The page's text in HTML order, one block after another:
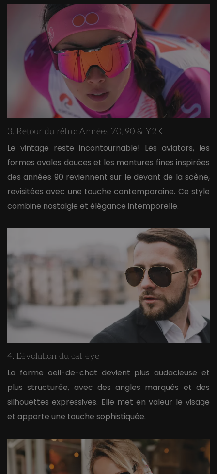
3. Retour du rétro: Années 70, 90 & Y2K
Le vintage reste incontournable! Les aviators, les
formes ovales douces et les montures fines inspirées
des années 90 reviennent sur le devant de la scène,
revisitées avec une touche contemporaine. Ce style
combine nostalgie et élégance intemporelle.
4. L’évolution du cat-eye
La forme oeil-de-chat devient plus audacieuse et
plus structurée, avec des angles marqués et des
silhouettes expressives. Elle met en valeur le visage
et apporte une touche sophistiquée.